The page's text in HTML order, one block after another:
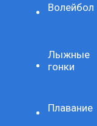
Волейбол
Лыжные
гонки
Плавание